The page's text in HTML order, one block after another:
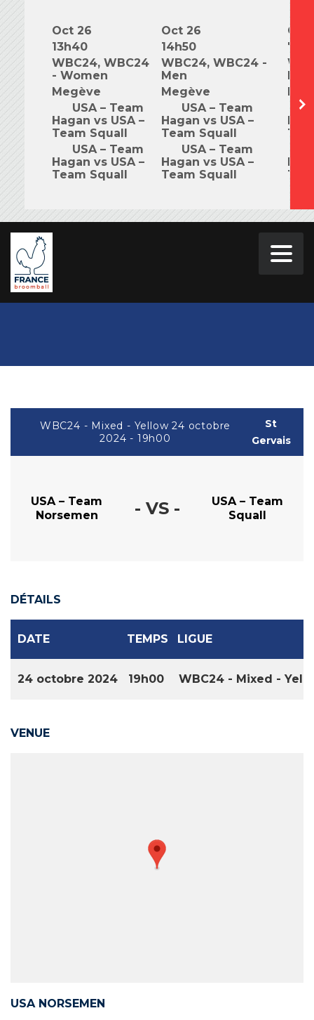
Oct 26
13h40
WBC24, WBC24
- Women
Megève
USA – Team
Hagan vs USA –
Team Squall
USA – Team
Hagan vs USA –
Team Squall
Oct 26
14h50
WBC24, WBC24 -
Men
Megève
USA – Team
Hagan vs USA –
Team Squall
USA – Team
Hagan vs USA –
Team Squall
Oct
WBC24 - Mixed - Yellow 24 octobre
2024 - 19h00
St
Gervais
USA – Team
Norsemen
- VS -
USA – Team
Squall
DÉTAILS
DATE TEMPS LIGUE
24 octobre 2024 19h00 WBC24 - Mixed -
VENUE
USA NORSEMEN